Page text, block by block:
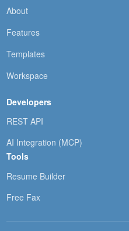
About
Features
Templates
Workspace
Developers
REST API
AI Integration (MCP)
Tools
Resume Builder
Free Fax